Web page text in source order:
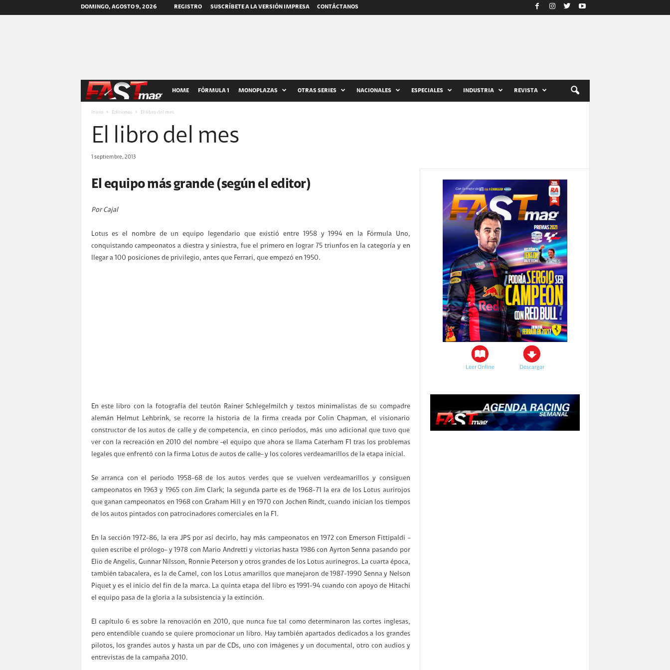
DOMINGO, AGOSTO 9, 2026 REGISTRO SUSCRÍBETE A LA VERSIÓN IMPRESA CONTÁCTANOS
A
S
HOME FÓRMULA 1 MONOPLAZAS OTRAS SERIES NACIONALES ESPECIALES INDUSTRIA REVISTA
Inicio Ediciones El libro del mes
El libro del mes
1 septiembre, 2013
El equipo más grande (según el editor)
Por Cajal
Lotus es el nombre de un equipo legendario que existió entre 1958 y 1994 en la Fórmula Uno,
conquistando campeonatos a diestra y siniestra, fue el primero en lograr 75 triunfos en la categoría y en
llegar a 100 posiciones de privilegio, antes que Ferrari, que empezó en 1950.
En este libro con la fotografía del teutón Rainer Schlegelmilch y textos minimalistas de su compadre
alemán Helmut Lehbrink, se recorre la historia de la firma creada por Colin Chapman, el visionario
constructor de los autos de calle y de competencia, en cinco períodos, más uno adicional que tuvo que
ver con la recreación en 2010 del nombre –el equipo que ahora se llama Caterham F1 tras los problemas
legales que enfrentó con la firma Lotus de autos de calle– y los colores verdeamarillos de la etapa inicial.
Se arranca con el periodo 1958-68 de los autos verdes que se vuelven verdeamarillos y consiguen
campeonatos en 1963 y 1965 con Jim Clark; la segunda parte es de 1968-71 la era de los Lotus aurirojos
que ganan campeonatos en 1968 con Graham Hill y en 1970 con Jochen Rindt, cuando inician los tiempos
de los autos pintados con patrocinadores comerciales en la F1.
En la sección 1972-86, la era JPS por así decirlo, hay más campeonatos en 1972 con Emerson Fittipaldi –
quien escribe el prólogo– y 1978 con Mario Andretti y victorias hasta 1986 con Ayrton Senna pasando por
Elio de Angelis, Gunnar Nilsson, Ronnie Peterson y otros grandes de los Lotus aurinegros. La cuarta época,
también tabacalera, es la de Camel, con los Lotus amarillos que manejaron de 1987-1990 Senna y Nelson
Piquet y es el inicio del fin de la marca. La quinta etapa del libro es 1991-94 cuando con apoyo de Hitachi
el equipo pasa de la gloria a la subsistencia y la extinción.
El capítulo 6 es sobre la renovación en 2010, que nunca fue tal como determinaron las cortes inglesas,
pero entendible cuando se quiere promocionar un libro. Hay también apartados dedicados a los grandes
pilotos, los grandes autos y hasta un par de CDs, uno con imágenes y un documental, otro con audios y
entrevistas de la campaña 2010.
Leer Online Descargar